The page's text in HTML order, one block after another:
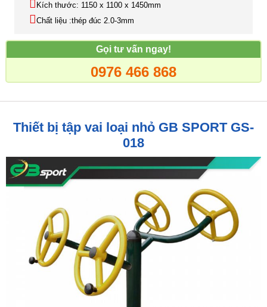
Kích thước: 1150 x 1100 x 1450mm
Chất liệu :thép đúc 2.0-3mm
Gọi tư vấn ngay!
0976 466 868
Thiết bị tập vai loại nhỏ GB SPORT GS-
018